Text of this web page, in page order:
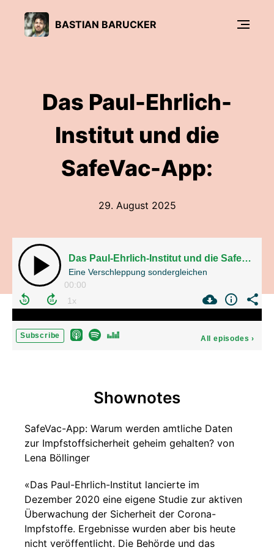
BASTIAN BARUCKER
Das Paul-Ehrlich-
Institut und die
SafeVac-App:
29. August 2025
Das Paul-Ehrlich-Institut und die SafeVac-App:
Eine Verschleppung sondergleichen
00:00
Subscribe All episodes ›
Shownotes
SafeVac-App: Warum werden amtliche Daten
zur Impfstoffsicherheit geheim gehalten? von
Lena Böllinger
«Das Paul-Ehrlich-Institut lancierte im
Dezember 2020 eine eigene Studie zur aktiven
Überwachung der Sicherheit der Corona-
Impfstoffe. Ergebnisse wurden aber bis heute
nicht veröffentlicht. Die Behörde und das